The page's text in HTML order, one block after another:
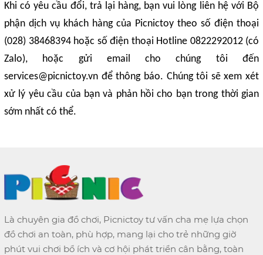
Khi có yêu cầu đổi, trả lại hàng, bạn vui lòng liên hệ với Bộ
phận dịch vụ khách hàng của Picnictoy theo số điện thoại
(028) 38468394 hoặc số điện thoại Hotline 0822292012 (có
Zalo), hoặc gửi email cho chúng tôi đến
services@picnictoy.vn để thông báo. Chúng tôi sẽ xem xét
xử lý yêu cầu của bạn và phản hồi cho bạn trong thời gian
sớm nhất có thể.
Là chuyên gia đồ chơi, Picnictoy tư vấn cha mẹ lựa chọn
đồ chơi an toàn, phù hợp, mang lại cho trẻ những giờ
phút vui chơi bổ ích và cơ hội phát triển cân bằng, toàn